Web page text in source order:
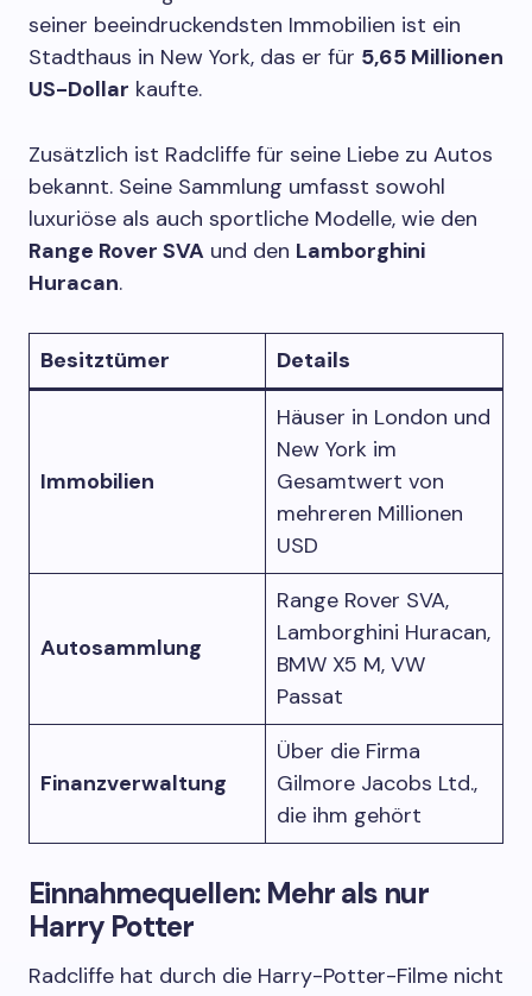
seiner beeindruckendsten Immobilien ist ein
Stadthaus in New York, das er für 5,65 Millionen
US-Dollar kaufte.
Zusätzlich ist Radcliffe für seine Liebe zu Autos
bekannt. Seine Sammlung umfasst sowohl
luxuriöse als auch sportliche Modelle, wie den
Range Rover SVA und den Lamborghini
Huracan.
Besitztümer Details
Immobilien
Häuser in London und
New York im
Gesamtwert von
mehreren Millionen
USD
Autosammlung
Range Rover SVA,
Lamborghini Huracan,
BMW X5 M, VW
Passat
Finanzverwaltung
Über die Firma
Gilmore Jacobs Ltd.,
die ihm gehört
Einnahmequellen: Mehr als nur
Harry Potter
Radcliffe hat durch die Harry-Potter-Filme nicht